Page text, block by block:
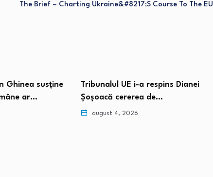
The Brief – Charting Ukraine&#8217;s Course To The EU
UE i-a respins Dianei
cererea de…
4, 2026